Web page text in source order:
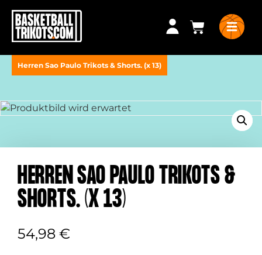
Herren Sao Paulo Trikots & Shorts. (x 13)
HERREN SAO PAULO TRIKOTS &
SHORTS. (X 13)
54,98 €